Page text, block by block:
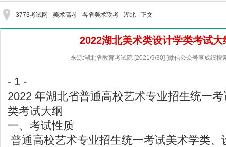
3773考试网 - 美术高考 - 各省美术联考 - 湖北 - 正文
2022湖北美术类设计学类考试大
来源:湖北省教育考试院 [2021/9/30] [微信公众号查成绩搜
- 1 -
2022 年湖北省普通高校艺术专业招生统一
类考试大纲
一、考试性质
普通高校艺术专业招生统一考试美术学类、